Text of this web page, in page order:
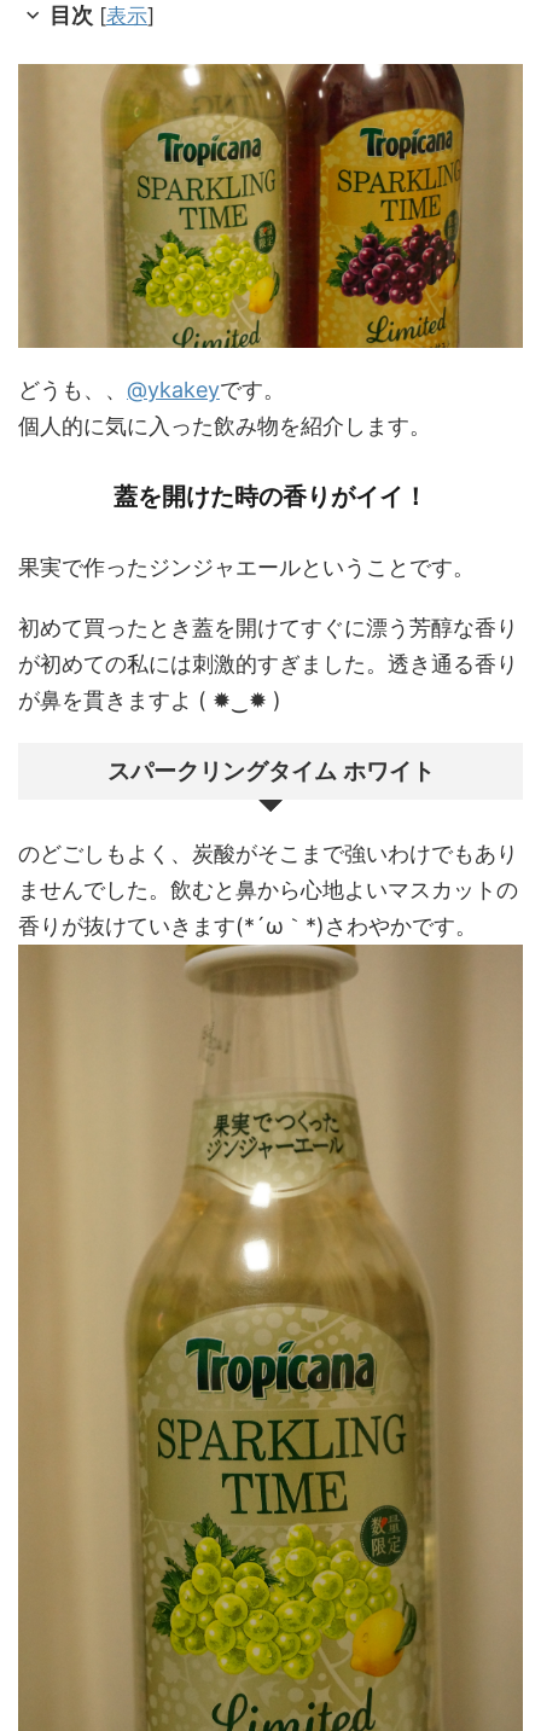
目次 [表示]
どうも、、 @ykakeyです。
個人的に気に入った飲み物を紹介します。
蓋を開けた時の香りがイイ！
果実で作ったジンジャエールということです。
初めて買ったとき蓋を開けてすぐに漂う芳醇な香り
が初めての私には刺激的すぎました。透き通る香り
が鼻を貫きますよ ( ✹‿✹ )
スパークリングタイム ホワイト
のどごしもよく、炭酸がそこまで強いわけでもあり
ませんでした。飲むと鼻から心地よいマスカットの
香りが抜けていきます(*´ω｀*)さわやかです。